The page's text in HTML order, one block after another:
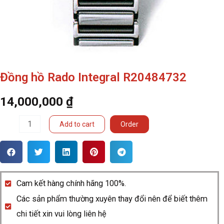
Đồng hồ Rado Integral R20484732
14,000,000 ₫
Rado
R20484732
quantity
Add to cart Order
Cam kết hàng chính hãng 100%.
Các sản phẩm thường xuyên thay đổi nên để biết thêm
chi tiết xin vui lòng liên hệ